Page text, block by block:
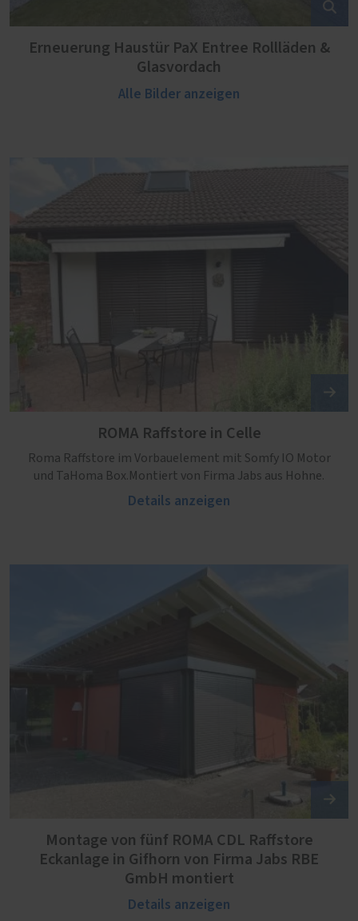
Erneuerung Haustür PaX Entree Rollläden &
Glasvordach
Alle Bilder anzeigen
ROMA Raffstore in Celle
Roma Raffstore im Vorbauelement mit Somfy IO Motor
und TaHoma Box.Montiert von Firma Jabs aus Hohne.
Details anzeigen
Montage von fünf ROMA CDL Raffstore
Eckanlage in Gifhorn von Firma Jabs RBE
GmbH montiert
Details anzeigen